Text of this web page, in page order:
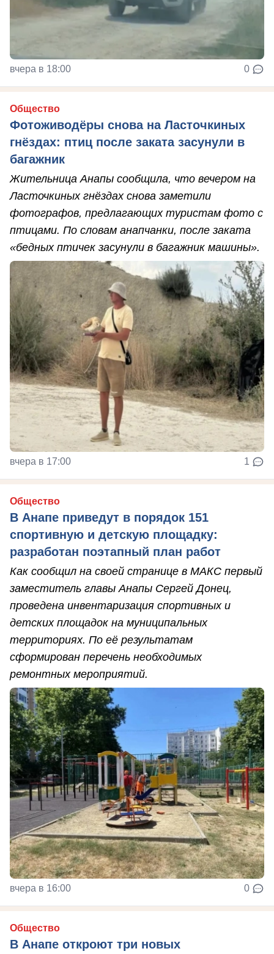
вчера в 18:00 0
Общество
Фотоживодёры снова на Ласточкиных
гнёздах: птиц после заката засунули в
багажник
Жительница Анапы сообщила, что вечером на
Ласточкиных гнёздах снова заметили
фотографов, предлагающих туристам фото с
птицами. По словам анапчанки, после заката
«бедных птичек засунули в багажник машины».
вчера в 17:00 1
Общество
В Анапе приведут в порядок 151
спортивную и детскую площадку:
разработан поэтапный план работ
Как сообщил на своей странице в МАКС первый
заместитель главы Анапы Сергей Донец,
проведена инвентаризация спортивных и
детских площадок на муниципальных
территориях. По её результатам
сформирован перечень необходимых
ремонтных мероприятий.
вчера в 16:00 0
Общество
В Анапе откроют три новых